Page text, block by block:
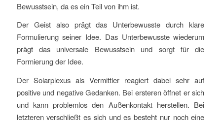
Bewusstsein, da es ein Teil von ihm ist.
Der Geist also prägt das Unterbewusste durch klare
Formulierung seiner Idee. Das Unterbewusste wiederum
prägt das universale Bewusstsein und sorgt für die
Formierung der Idee.
Der Solarplexus als Vermittler reagiert dabei sehr auf
positive und negative Gedanken. Bei ersteren öffnet er sich
und kann problemlos den Außenkontakt herstellen. Bei
letzteren verschließt es sich und es besteht nur noch eine